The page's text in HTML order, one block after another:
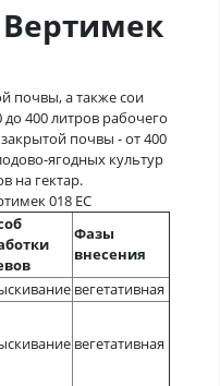
почвы, а также сои
до 400 литров рабочего
закрытой почвы - от 400
ягодных культур
на гектар.
018 ЕС
Фазы
внесения
вегетативная
вегетативная